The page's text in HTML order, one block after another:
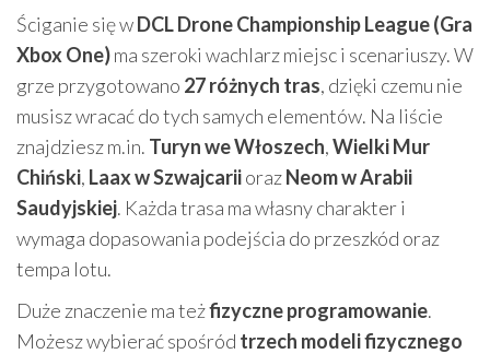
Ściganie się wDCL Drone Championship League (Gra
Xbox One)ma szeroki wachlarz miejsc i scenariuszy. W
grze przygotowano 27 różnych tras, dzięki czemu nie
musisz wracać do tych samych elementów. Na liście
znajdziesz m.in. Turyn we Włoszech,Wielki Mur
Chiński, Laax w SzwajcariiorazNeom w Arabii
Saudyjskiej. Każda trasa ma własny charakter i
wymaga dopasowania podejścia do przeszkód oraz
tempa lotu.
Duże znaczenie ma teżfizyczne programowanie.
Możesz wybierać spośród trzech modeli fizycznego